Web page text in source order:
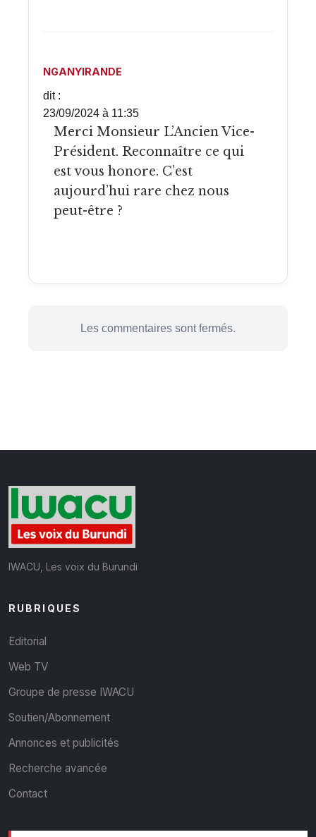
NGANYIRANDE
dit :
23/09/2024 à 11:35
Merci Monsieur L’Ancien Vice-
Président. Reconnaître ce qui
est vous honore. C’est
aujourd’hui rare chez nous
peut-être ?
Les commentaires sont fermés.
IWACU, Les voix du Burundi
RUBRIQUES
Editorial
Web TV
Groupe de presse IWACU
Soutien/Abonnement
Annonces et publicités
Recherche avancée
Contact